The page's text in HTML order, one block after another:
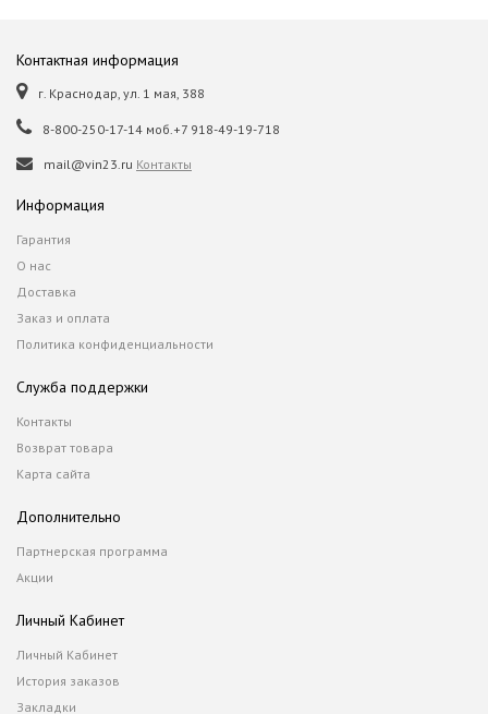
Контактная информация
г. Краснодар, ул. 1 мая, 388
8-800-250-17-14 моб.+7 918-49-19-718
mail@vin23.ru Контакты
Информация
Гарантия
О нас
Доставка
Заказ и оплата
Политика конфиденциальности
Служба поддержки
Контакты
Возврат товара
Карта сайта
Дополнительно
Партнерская программа
Акции
Личный Кабинет
Личный Кабинет
История заказов
Закладки